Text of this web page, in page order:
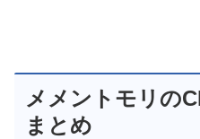
メメントモリの
まとめ